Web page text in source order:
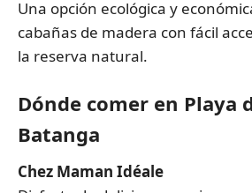
Una opción ecológica y
cabañas de madera con fácil
la reserva natural.
Dónde comer en Playa
Batanga
Chez Maman Idéale